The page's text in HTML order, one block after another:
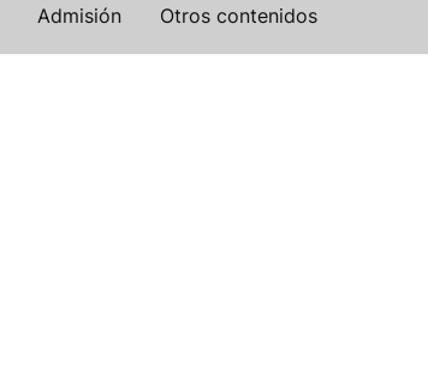
Admisión Otros contenidos